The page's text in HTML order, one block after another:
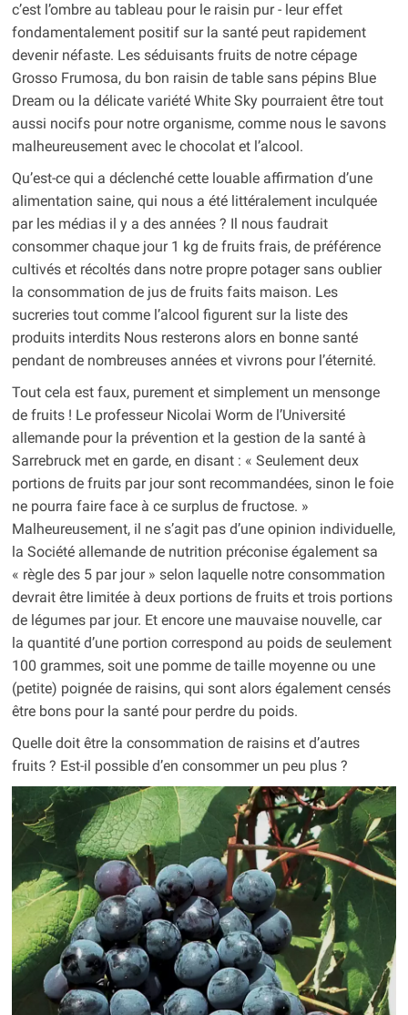
c’est l’ombre au tableau pour le raisin pur - leur effet
fondamentalement positif sur la santé peut rapidement
devenir néfaste. Les séduisants fruits de notre cépage
Grosso Frumosa, du bon raisin de table sans pépins Blue
Dream ou la délicate variété White Sky pourraient être tout
aussi nocifs pour notre organisme, comme nous le savons
malheureusement avec le chocolat et l’alcool.
Qu’est-ce qui a déclenché cette louable affirmation d’une
alimentation saine, qui nous a été littéralement inculquée
par les médias il y a des années ? Il nous faudrait
consommer chaque jour 1 kg de fruits frais, de préférence
cultivés et récoltés dans notre propre potager sans oublier
la consommation de jus de fruits faits maison. Les
sucreries tout comme l’alcool figurent sur la liste des
produits interdits Nous resterons alors en bonne santé
pendant de nombreuses années et vivrons pour l’éternité.
Tout cela est faux, purement et simplement un mensonge
de fruits ! Le professeur Nicolai Worm de l’Université
allemande pour la prévention et la gestion de la santé à
Sarrebruck met en garde, en disant : « Seulement deux
portions de fruits par jour sont recommandées, sinon le foie
ne pourra faire face à ce surplus de fructose. »
Malheureusement, il ne s’agit pas d’une opinion individuelle,
la Société allemande de nutrition préconise également sa
« règle des 5 par jour » selon laquelle notre consommation
devrait être limitée à deux portions de fruits et trois portions
de légumes par jour. Et encore une mauvaise nouvelle, car
la quantité d’une portion correspond au poids de seulement
100 grammes, soit une pomme de taille moyenne ou une
(petite) poignée de raisins, qui sont alors également censés
être bons pour la santé pour perdre du poids.
Quelle doit être la consommation de raisins et d’autres
fruits ? Est-il possible d’en consommer un peu plus ?